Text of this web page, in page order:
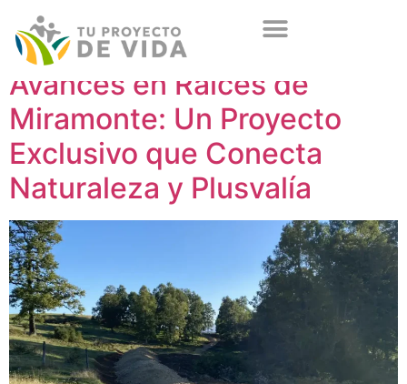
Avances en Raíces de
Miramonte: Un Proyecto
Exclusivo que Conecta
Naturaleza y Plusvalía